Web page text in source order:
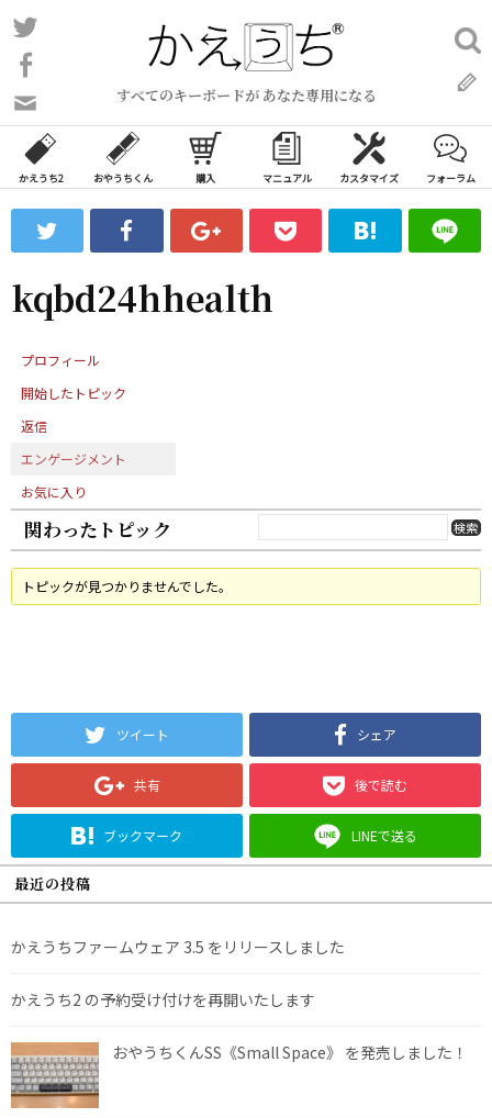
コ
ン
ン
ツ
ス
ッ
プ
すべてのキーボードが あなた専用になる
い
合
わ
フ
ォ
ム
検
索:
かえうち2 おやうちくん 購入 マニュアル カスタマイズ フォーラム
kqbd24hhealth
プロフィール
開始したトピック
返信
エンゲージメント
お気に入り
関わったトピック
トピックが見つかりませんでした。
ツイート シェア
共有 後で読む
ブックマーク LINEで送る
最近の投稿
かえうちファームウェア 3.5 をリリースしました
かえうち2 の予約受け付けを再開いたします
おやうちくんSS《Small Space》 を発売しました！